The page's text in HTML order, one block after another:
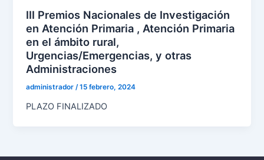
III Premios Nacionales de Investigación
en Atención Primaria , Atención Primaria
en el ámbito rural,
Urgencias/Emergencias, y otras
Administraciones
administrador/15 febrero, 2024
PLAZO FINALIZADO